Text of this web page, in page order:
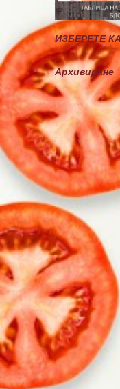
ИЗБЕРЕТЕ
Архивиране